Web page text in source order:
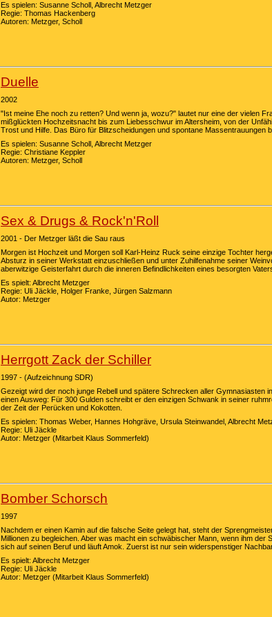
Es spielen: Susanne Scholl, Albrecht Metzger
Regie: Thomas Hackenberg
Autoren: Metzger, Scholl
Duelle
2002
"Ist meine Ehe noch zu retten? Und wenn ja, wozu?" lautet nur eine der vielen
mißglückten Hochzeitsnacht bis zum Liebesschwur im Altersheim, von der
Trost und Hilfe. Das Büro für Blitzscheidungen und spontane Massentrauungen
Es spielen: Susanne Scholl, Albrecht Metzger
Regie: Christiane Keppler
Autoren: Metzger, Scholl
Sex & Drugs & Rock'n'Roll
2001 - Der Metzger läßt die Sau raus
Morgen ist Hochzeit und Morgen soll Karl-Heinz Ruck seine einzige Tochter
Absturz in seiner Werkstatt einzuschließen und unter Zuhilfenahme seiner
aberwitzige Geisterfahrt durch die inneren Befindlichkeiten eines besorgten
Es spielt: Albrecht Metzger
Regie: Uli Jäckle, Holger Franke, Jürgen Salzmann
Autor: Metzger
Herrgott Zack der Schiller
1997 - (Aufzeichnung SDR)
Gezeigt wird der noch junge Rebell und spätere Schrecken aller
einen Ausweg: Für 300 Gulden schreibt er den einzigen Schwank in seiner
der Zeit der Perücken und Kokotten.
Es spielen: Thomas Weber, Hannes Hohgräve, Ursula Steinwandel, Albrecht
Regie: Uli Jäckle
Autor: Metzger (Mitarbeit Klaus Sommerfeld)
Bomber Schorsch
1997
Nachdem er einen Kamin auf die falsche Seite gelegt hat, steht der
Millionen zu begleichen. Aber was macht ein schwäbischer Mann, wenn ihm
sich auf seinen Beruf und läuft Amok. Zuerst ist nur sein widerspenstiger
Es spielt: Albrecht Metzger
Regie: Uli Jäckle
Autor: Metzger (Mitarbeit Klaus Sommerfeld)